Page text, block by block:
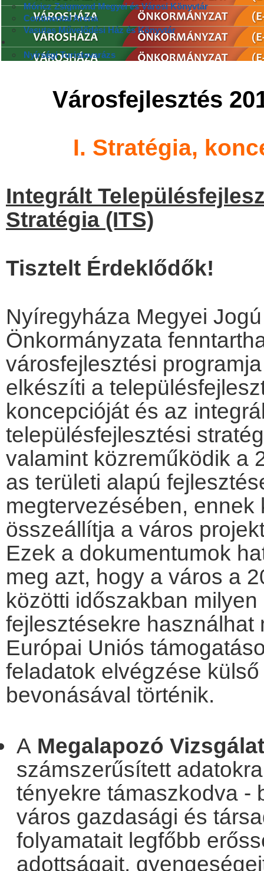
Móricz Zsigmond Megyei és Városi Könyvtár
Continental Aréna
Vasutas Művelődési Ház és Könyvtár
Nyírségi Turistavarázs
Városfejlesztés
I. Stratégia,
Integrált
Stratégia (ITS)
Tisztelt Érdeklődők!
Nyíregyháza Megyei
Önkormányzata
városfejlesztési
elkészíti a
koncepcióját és az
településfejlesztési
valamint közreműködik a
as területi alapú
megtervezésében, ennek
összeállítja a város
Ezek a dokumentumok
meg azt, hogy a város a
közötti időszakban milyen
fejlesztésekre használhat
Európai Uniós
feladatok elvégzése
bevonásával történik.
A Megalapozó
számszerűsített
tényekre támaszkodva -
város gazdasági és
folyamatait legfőbb
adottságait,